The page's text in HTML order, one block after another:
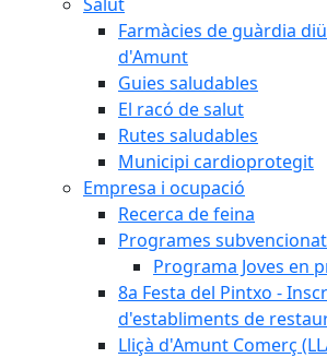
Farmàcies de guàrdia
d'Amunt
Guies saludables
El racó de salut
Rutes saludables
Municipi cardioprotegit
Empresa i ocupació
Recerca de feina
Programes
Programa Joves en
8a Festa del Pintxo -
d'establiments de
Lliçà d'Amunt Comerç